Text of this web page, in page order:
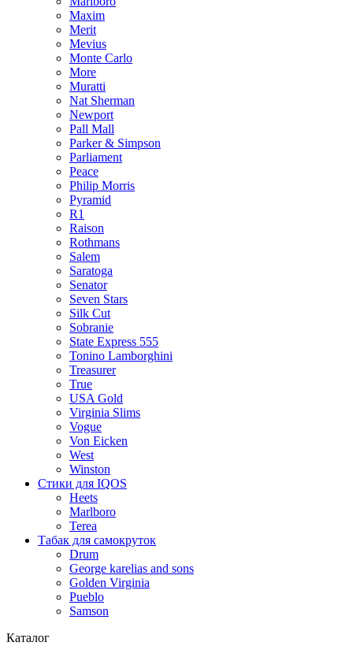
Maxim
Merit
Mevius
Monte Carlo
More
Muratti
Nat Sherman
Newport
Pall Mall
Parker & Simpson
Parliament
Peace
Philip Morris
Pyramid
R1
Raison
Rothmans
Salem
Saratoga
Senator
Seven Stars
Silk Cut
Sobranie
State Express 555
Tonino Lamborghini
Treasurer
True
USA Gold
Virginia Slims
Vogue
Von Eicken
West
Winston
Стики для IQOS
Heets
Marlboro
Terea
Табак для самокруток
Drum
George karelias and sons
Golden Virginia
Pueblo
Samson
Каталог